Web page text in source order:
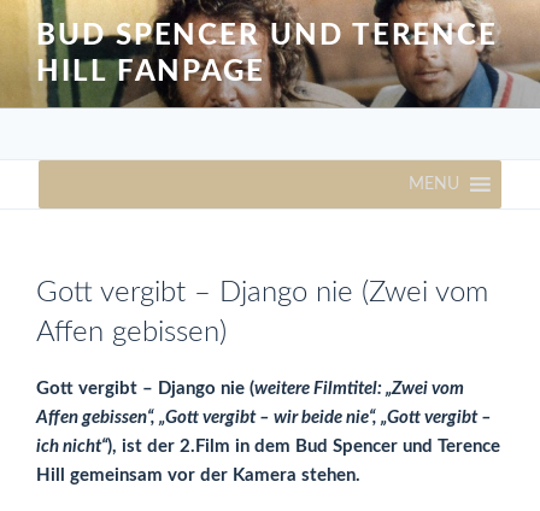
Inhalt
springen
BUD SPENCER UND TERENCE
HILL FANPAGE
MENU
Gott vergibt – Django nie (Zwei vom
Affen gebissen)
Gott vergibt – Django nie (weitere Filmtitel: „Zwei vom
Affen gebissen“, „Gott vergibt – wir beide nie“, „Gott vergibt –
ich nicht“), ist der 2.Film in dem Bud Spencer und Terence
Hill gemeinsam vor der Kamera stehen.